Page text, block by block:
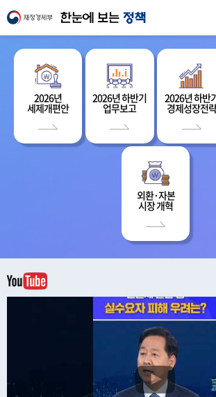
2026년
세제개편안
2026년 하반기
업무보고
2026년 하반
경제성장전략
외환·자본
시장 개혁